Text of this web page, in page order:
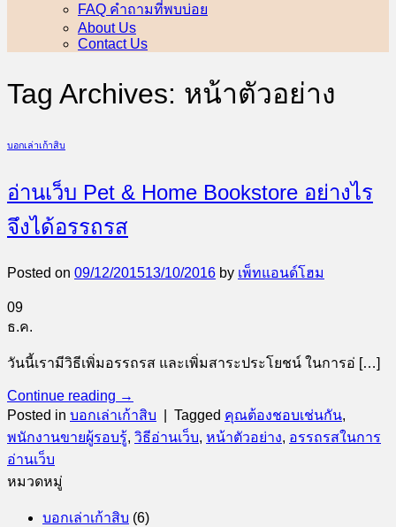
FAQ คำถามที่พบบ่อย
About Us
Contact Us
Tag Archives: หน้าตัวอย่าง
บอกเล่าเก้าสิบ
อ่านเว็บ Pet & Home Bookstore อย่างไร
จึงได้อรรถรส
Posted on 09/12/201513/10/2016 by เพ็ทแอนด์โฮม
09
ธ.ค.
วันนี้เรามีวิธีเพิ่มอรรถรส และเพิ่มสาระประโยชน์ ในการอ่ […]
Continue reading →
Posted in บอกเล่าเก้าสิบ Tagged คุณต้องชอบเช่นกัน,
พนักงานขายผู้รอบรู้, วิธีอ่านเว็บ, หน้าตัวอย่าง, อรรถรสในการ
อ่านเว็บ
หมวดหมู่
บอกเล่าเก้าสิบ (6)